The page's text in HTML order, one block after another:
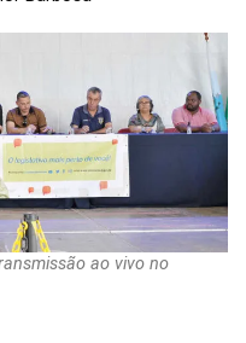
ao vivo no